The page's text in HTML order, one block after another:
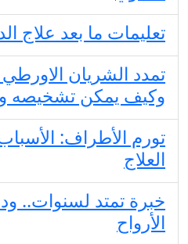
تعليمات ما بعد علاج
تمدد الشريان
وكيف يمكن تشخيصه
تورم الأطراف:
العلاج
خبرة تمتد لسنوات..
الأرواح